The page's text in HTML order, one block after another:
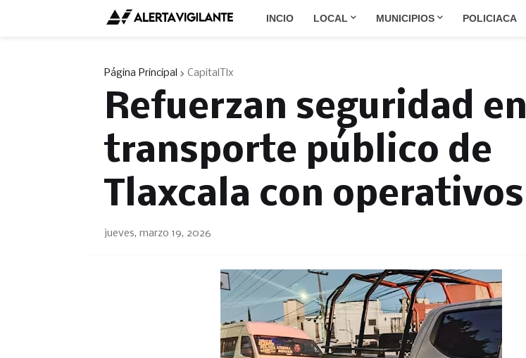
INCIO LOCAL MUNICIPIOS POLICIACA
Página Principal CapitalTlx
Refuerzan seguridad en
transporte público de
Tlaxcala con operativos
jueves, marzo 19, 2026